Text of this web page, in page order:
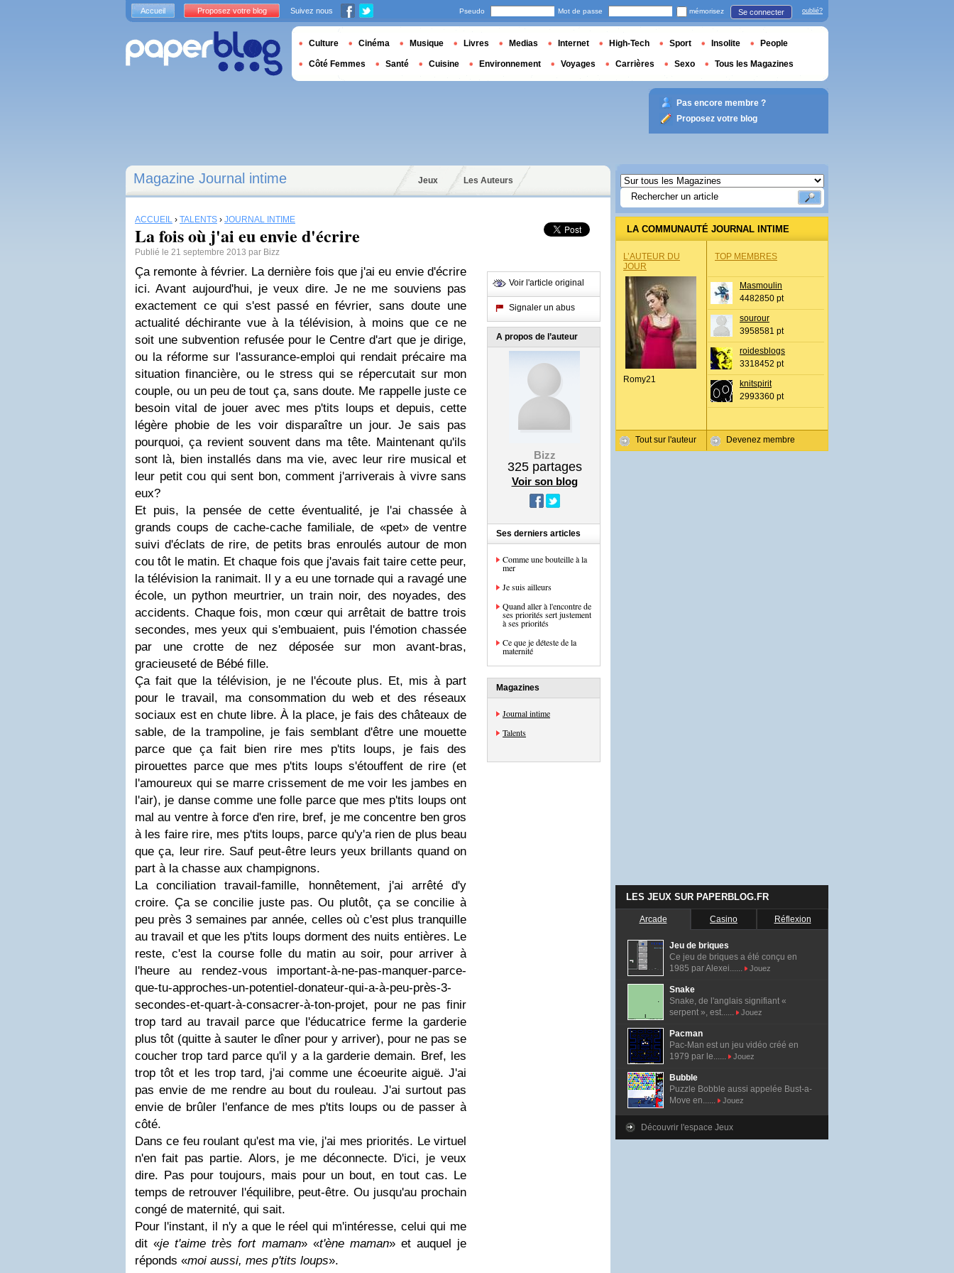
Magazine Journal intime Jeux Les Auteurs
ACCUEIL › TALENTS › JOURNAL INTIME
La fois où j'ai eu envie d'écrire
Publié le 21 septembre 2013 par Bizz
Ça remonte à février. La dernière fois que j'ai eu envie d'écrire
ici. Avant aujourd'hui, je veux dire. Je ne me souviens pas
exactement ce qui s'est passé en février, sans doute une
actualité déchirante vue à la télévision, à moins que ce ne
soit une subvention refusée pour le Centre d'art que je dirige,
ou la réforme sur l'assurance-emploi qui rendait précaire ma
situation financière, ou le stress qui se répercutait sur mon
couple, ou un peu de tout ça, sans doute. Me rappelle juste ce
besoin vital de jouer avec mes p'tits loups et depuis, cette
légère phobie de les voir disparaître un jour. Je sais pas
pourquoi, ça revient souvent dans ma tête. Maintenant qu'ils
sont là, bien installés dans ma vie, avec leur rire musical et
leur petit cou qui sent bon, comment j'arriverais à vivre sans
eux?
Et puis, la pensée de cette éventualité, je l'ai chassée à
grands coups de cache-cache familiale, de «pet» de ventre
suivi d'éclats de rire, de petits bras enroulés autour de mon
cou tôt le matin. Et chaque fois que j'avais fait taire cette peur,
la télévision la ranimait. Il y a eu une tornade qui a ravagé une
école, un python meurtrier, un train noir, des noyades, des
accidents. Chaque fois, mon cœur qui arrêtait de battre trois
secondes, mes yeux qui s'embuaient, puis l'émotion chassée
par une crotte de nez déposée sur mon avant-bras,
gracieuseté de Bébé fille.
Ça fait que la télévision, je ne l'écoute plus. Et, mis à part
pour le travail, ma consommation du web et des réseaux
sociaux est en chute libre. À la place, je fais des châteaux de
sable, de la trampoline, je fais semblant d'être une mouette
parce que ça fait bien rire mes p'tits loups, je fais des
pirouettes parce que mes p'tits loups s'étouffent de rire (et
l'amoureux qui se marre crissement de me voir les jambes en
l'air), je danse comme une folle parce que mes p'tits loups ont
mal au ventre à force d'en rire, bref, je me concentre ben gros
à les faire rire, mes p'tits loups, parce qu'y'a rien de plus beau
que ça, leur rire. Sauf peut-être leurs yeux brillants quand on
part à la chasse aux champignons.
La conciliation travail-famille, honnêtement, j'ai arrêté d'y
croire. Ça se concilie juste pas. Ou plutôt, ça se concilie à
peu près 3 semaines par année, celles où c'est plus tranquille
au travail et que les p'tits loups dorment des nuits entières. Le
reste, c'est la course folle du matin au soir, pour arriver à
l'heure au rendez-vous important-à-ne-pas-manquer-parce-
que-tu-approches-un-potentiel-donateur-qui-a-à-peu-près-3-
secondes-et-quart-à-consacrer-à-ton-projet, pour ne pas finir
trop tard au travail parce que l'éducatrice ferme la garderie
plus tôt (quitte à sauter le dîner pour y arriver), pour ne pas se
coucher trop tard parce qu'il y a la garderie demain. Bref, les
trop tôt et les trop tard, j'ai comme une écoeurite aiguë. J'ai
pas envie de me rendre au bout du rouleau. J'ai surtout pas
envie de brûler l'enfance de mes p'tits loups ou de passer à
côté.
Dans ce feu roulant qu'est ma vie, j'ai mes priorités. Le virtuel
n'en fait pas partie. Alors, je me déconnecte. D'ici, je veux
dire. Pas pour toujours, mais pour un bout, en tout cas. Le
temps de retrouver l'équilibre, peut-être. Ou jusqu'au prochain
congé de maternité, qui sait.
Pour l'instant, il n'y a que le réel qui m'intéresse, celui qui me
dit «je t'aime très fort maman» «t'ène maman» et auquel je
réponds «moi aussi, mes p'tits loups».
Voir l'article original
Signaler un abus
A propos de l’auteur
Bizz
325partages
Voir son blog
Ses derniers articles
Comme une bouteille à la
mer
Je suis ailleurs
Quand aller à l'encontre de
ses priorités sert justement
à ses priorités
Ce que je déteste de la
maternité
Magazines
Journal intime
Talents
LA COMMUNAUTÉ JOURNAL INTIME
L’AUTEUR DU
JOUR
Romy21
Tout sur l'auteur
TOP MEMBRES
Masmoulin
4482850 pt
sourour
3958581 pt
roidesblogs
3318452 pt
knitspirit
2993360 pt
Devenez membre
LES JEUX SUR PAPERBLOG.FR
Arcade Casino Réflexion
Jeu de briques
Ce jeu de briques a été conçu en
1985 par Alexei......
Jouez
Snake
Snake, de l'anglais signifiant «
serpent », est......
Jouez
Pacman
Pac-Man est un jeu vidéo créé en
1979 par le......
Jouez
Bubble
Puzzle Bobble aussi appelée Bust-a-
Move en......
Jouez
Découvrir l'espace Jeux
Accueil Proposez votre blog Suivez nous Pseudo Mot de passe mémorisez Se connecter oublié?
Culture Cinéma Musique Livres Medias Internet High-Tech Sport Insolite People
Côté Femmes Santé Cuisine Environnement Voyages Carrières Sexo Tous les Magazines
Pas encore membre ?
Proposez votre blog